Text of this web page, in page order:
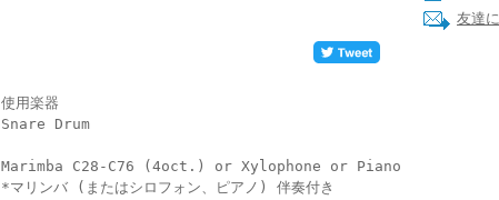
友達
使用楽器
Snare Drum
Marimba C28-C76 (4oct.) or Xylophone or Piano
*マリンバ (またはシロフォン、ピアノ) 伴奏付き